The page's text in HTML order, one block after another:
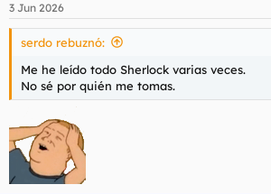
e
s
3 Jun 2026
serdo rebuznó:
Me he leído todo Sherlock varias veces.
No sé por quién me tomas.